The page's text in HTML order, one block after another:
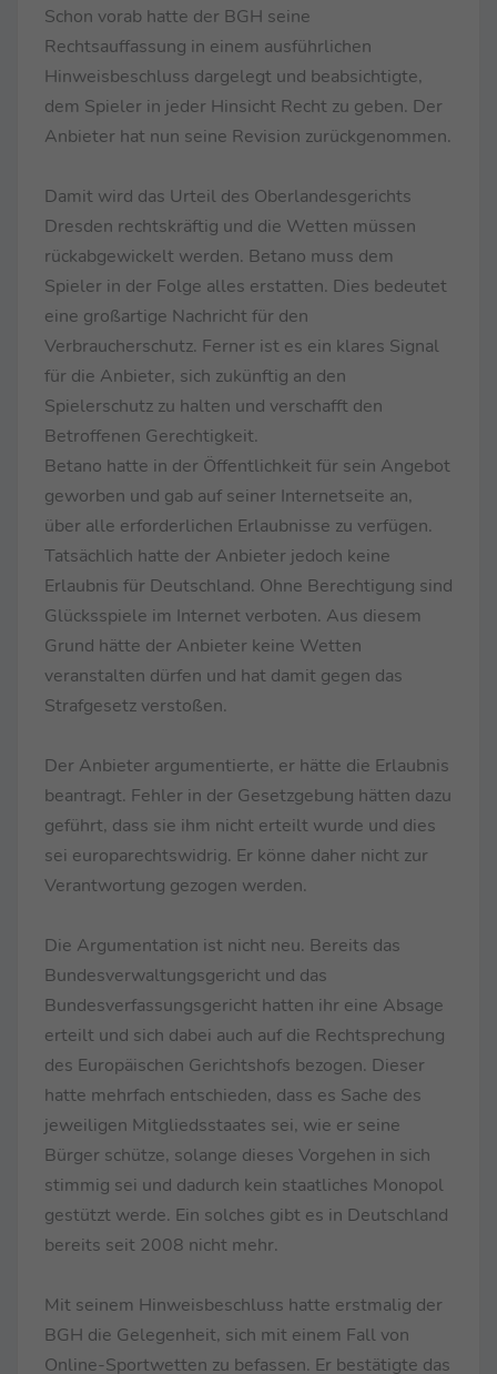
Schon vorab hatte der BGH seine
Rechtsauffassung in einem ausführlichen
Hinweisbeschluss dargelegt und beabsichtigte,
dem Spieler in jeder Hinsicht Recht zu geben. Der
Anbieter hat nun seine Revision zurückgenommen.
Damit wird das Urteil des Oberlandesgerichts
Dresden rechtskräftig und die Wetten müssen
rückabgewickelt werden. Betano muss dem
Spieler in der Folge alles erstatten. Dies bedeutet
eine großartige Nachricht für den
Verbraucherschutz. Ferner ist es ein klares Signal
für die Anbieter, sich zukünftig an den
Spielerschutz zu halten und verschafft den
Betroffenen Gerechtigkeit.
Betano hatte in der Öffentlichkeit für sein Angebot
geworben und gab auf seiner Internetseite an,
über alle erforderlichen Erlaubnisse zu verfügen.
Tatsächlich hatte der Anbieter jedoch keine
Erlaubnis für Deutschland. Ohne Berechtigung sind
Glücksspiele im Internet verboten. Aus diesem
Grund hätte der Anbieter keine Wetten
veranstalten dürfen und hat damit gegen das
Strafgesetz verstoßen.
Der Anbieter argumentierte, er hätte die Erlaubnis
beantragt. Fehler in der Gesetzgebung hätten dazu
geführt, dass sie ihm nicht erteilt wurde und dies
sei europarechtswidrig. Er könne daher nicht zur
Verantwortung gezogen werden.
Die Argumentation ist nicht neu. Bereits das
Bundesverwaltungsgericht und das
Bundesverfassungsgericht hatten ihr eine Absage
erteilt und sich dabei auch auf die Rechtsprechung
des Europäischen Gerichtshofs bezogen. Dieser
hatte mehrfach entschieden, dass es Sache des
jeweiligen Mitgliedsstaates sei, wie er seine
Bürger schütze, solange dieses Vorgehen in sich
stimmig sei und dadurch kein staatliches Monopol
gestützt werde. Ein solches gibt es in Deutschland
bereits seit 2008 nicht mehr.
Mit seinem Hinweisbeschluss hatte erstmalig der
BGH die Gelegenheit, sich mit einem Fall von
Online-Sportwetten zu befassen. Er bestätigte das